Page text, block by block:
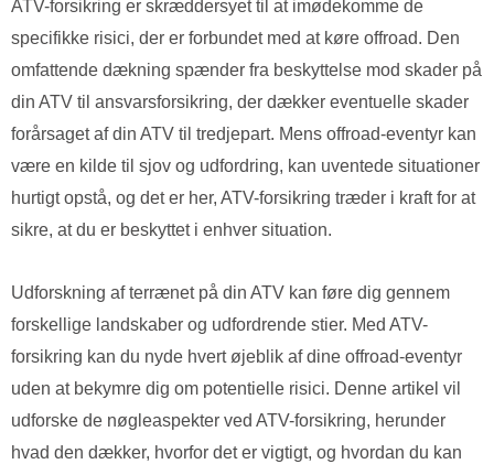
ATV-forsikring er skræddersyet til at imødekomme de
specifikke risici, der er forbundet med at køre offroad. Den
omfattende dækning spænder fra beskyttelse mod skader på
din ATV til ansvarsforsikring, der dækker eventuelle skader
forårsaget af din ATV til tredjepart. Mens offroad-eventyr kan
være en kilde til sjov og udfordring, kan uventede situationer
hurtigt opstå, og det er her, ATV-forsikring træder i kraft for at
sikre, at du er beskyttet i enhver situation.
Udforskning af terrænet på din ATV kan føre dig gennem
forskellige landskaber og udfordrende stier. Med ATV-
forsikring kan du nyde hvert øjeblik af dine offroad-eventyr
uden at bekymre dig om potentielle risici. Denne artikel vil
udforske de nøgleaspekter ved ATV-forsikring, herunder
hvad den dækker, hvorfor det er vigtigt, og hvordan du kan